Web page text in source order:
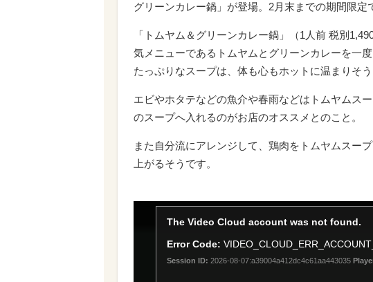
グリーンカレー鍋」が登場。2月末までの期間限定
「トムヤム＆グリーンカレー鍋」（1人前 税別
気メニューであるトムヤムとグリーンカレーを一
たっぷりなスープは、体も心もホットに温まりそう
エビやホタテなどの魚介や春雨などはトムヤムス
のスープへ入れるのがお店のオススメとのこと。
また自分流にアレンジして、鶏肉をトムヤムスー
上がるそうです。